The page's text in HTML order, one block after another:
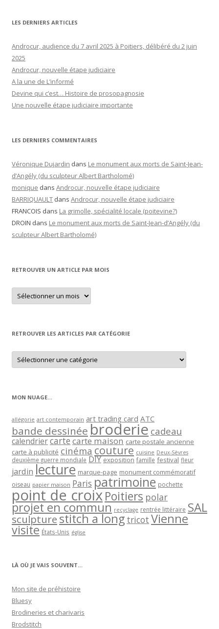
LES DERNIERS ARTICLES
Androcur, audience du 7 avril 2025 à Poitiers, délibéré du 2 juin
2025
Androcur, nouvelle étape judiciaire
A la une de L’informé
Devine qui c’est… Histoire de prosopagnosie
Une nouvelle étape judiciaire importante
LES DERNIERS COMMENTAIRES
Véronique Dujardin dans Le monument aux morts de Saint-Jean-
d’Angély (du sculpteur Albert Bartholomé)
monique dans Androcur, nouvelle étape judiciaire
BARRIQUAULT dans Androcur, nouvelle étape judiciaire
FRANCOIS dans La grimolle, spécialité locale (poitevine?)
DROIN dans Le monument aux morts de Saint-Jean-d’Angély (du
sculpteur Albert Bartholomé)
RETROUVER UN ARTICLE PAR MOIS
Retrouver
un
article
RETROUVER LES ARTICLES PAR CATÉGORIE
Retrouver
les
articles
MON NUAGE…
allégorie art contemporain art trading card ATC
bande dessinée broderie cadeau
calendriercartecarte maison carte postale ancienne
carte à publicité cinéma couture cuisine Deux-Sèvres
deuxième guerre mondiale DIY exposition famille festival fleur
jardin lecture marque-page monument commémoratif
oiseau papier maison Paris patrimoine pochette
point de croixPoitiers polar
projet en commun recyclage rentrée littéraire SAL
sculpturestitch a long tricot Vienne
visite États-Unis église
LÀ OÙ JE VAIS SOUVENT…
Mon site de préhistoire
Bluesy
Brodineries et charivaris
Brodstitch